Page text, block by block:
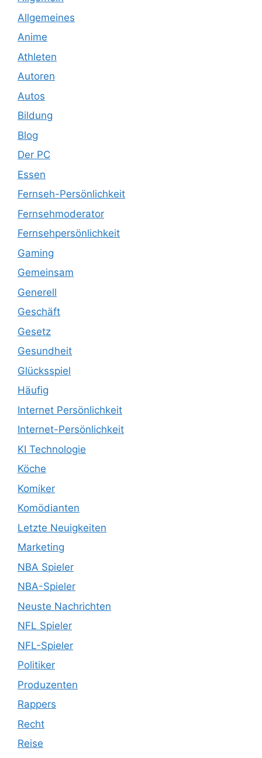
Allgemeines
Anime
Athleten
Autoren
Autos
Bildung
Blog
Der PC
Essen
Fernseh-Persönlichkeit
Fernsehmoderator
Fernsehpersönlichkeit
Gaming
Gemeinsam
Generell
Geschäft
Gesetz
Gesundheit
Glücksspiel
Häufig
Internet Persönlichkeit
Internet-Persönlichkeit
KI Technologie
Köche
Komiker
Komödianten
Letzte Neuigkeiten
Marketing
NBA Spieler
NBA-Spieler
Neuste Nachrichten
NFL Spieler
NFL-Spieler
Politiker
Produzenten
Rappers
Recht
Reise